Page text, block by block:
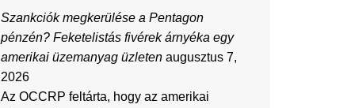
Szankciók megkerülése a Pentagon
pénzén? Feketelistás fivérek árnyéka egy
amerikai üzemanyag üzleten augusztus 7,
2026
Az OCCRP feltárta, hogy az amerikai